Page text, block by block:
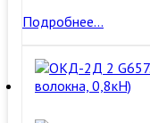
Оптический
самонесущий
ADSS-
8А1(1*8)
Подробнее…